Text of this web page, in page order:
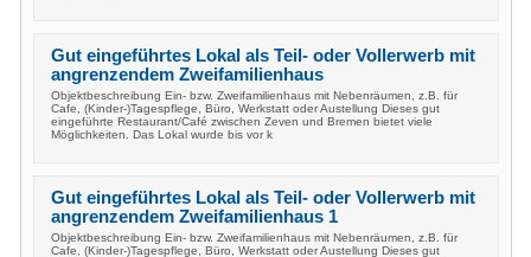
Gut eingeführtes Lokal als Teil- oder Vollerwerb mit
angrenzendem Zweifamilienhaus
Objektbeschreibung Ein- bzw. Zweifamilienhaus mit Nebenräumen, z.B. für
Cafe, (Kinder-)Tagespflege, Büro, Werkstatt oder Austellung Dieses gut
eingeführte Restaurant/Café zwischen Zeven und Bremen bietet viele
Möglichkeiten. Das Lokal wurde bis vor k
Gut eingeführtes Lokal als Teil- oder Vollerwerb mit
angrenzendem Zweifamilienhaus 1
Objektbeschreibung Ein- bzw. Zweifamilienhaus mit Nebenräumen, z.B. für
Cafe, (Kinder-)Tagespflege, Büro, Werkstatt oder Austellung Dieses gut